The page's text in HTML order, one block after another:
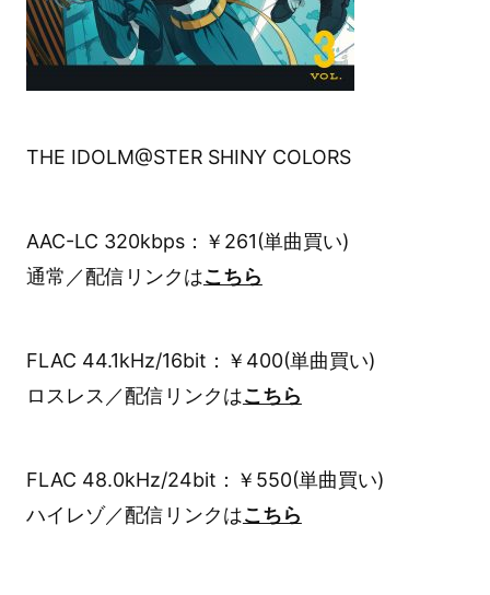
THE IDOLM@STER SHINY COLORS
AAC-LC 320kbps：￥261(単曲買い)
通常／配信リンクはこちら
FLAC 44.1kHz/16bit：￥400(単曲買い)
ロスレス／配信リンクはこちら
FLAC 48.0kHz/24bit：￥550(単曲買い)
ハイレゾ／配信リンクはこちら